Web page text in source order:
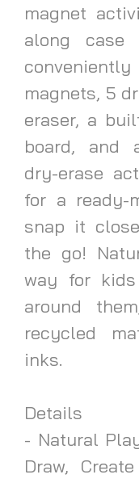
magnet
along case
magnets, 5
eraser, a
board, and
dry-erase
for a ready-
snap it
the go!
way for
around
recycled
inks.
Details
- Natural
Draw,